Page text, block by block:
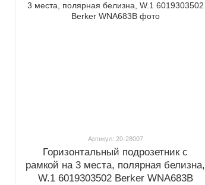
Артикул: 20-28007
Горизонтальный подрозетник с
рамкой на 3 места, полярная белизна,
W.1 6019303502 Berker WNA683B